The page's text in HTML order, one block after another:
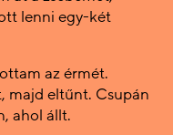
lenni egy-két
az érmét.
majd eltűnt. Csupán
ahol állt.